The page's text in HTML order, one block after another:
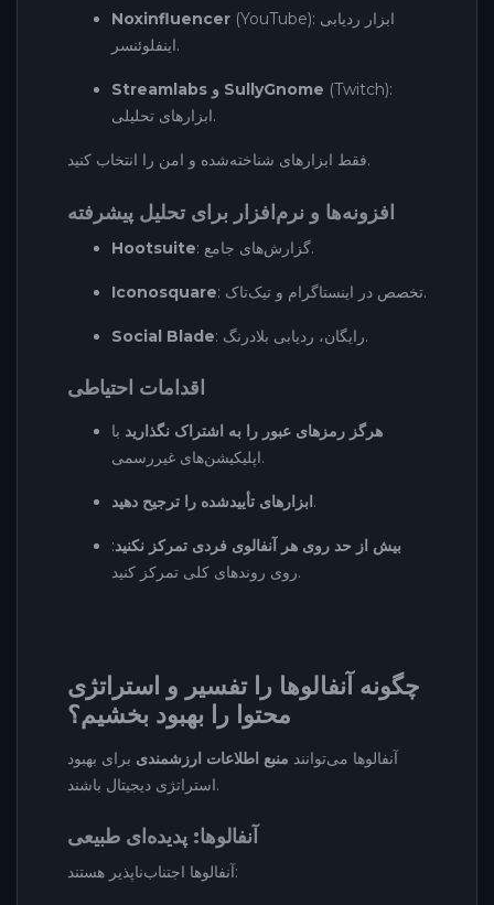
Noxinfluencer (YouTube): ابزار ردیابی
اینفلوئنسر.
Streamlabs و SullyGnome (Twitch):
ابزارهای تحلیلی.
فقط ابزارهای شناخته‌شده و امن را انتخاب کنید.
افزونه‌ها و نرم‌افزار برای تحلیل پیشرفته
Hootsuite : گزارش‌های جامع.
Iconosquare : تخصص در اینستاگرام و تیک‌تاک.
Social Blade : رایگان، ردیابی بلادرنگ.
اقدامات احتیاطی
هرگز رمزهای عبور را به اشتراک نگذارید با
اپلیکیشن‌های غیررسمی.
ابزارهای تأیید‌شده را ترجیح دهید.
بیش از حد روی هر آنفالوی فردی تمرکز نکنید:
روی روندهای کلی تمرکز کنید.
چگونه آنفالوها را تفسیر و استراتژی
محتوا را بهبود بخشیم؟
آنفالوها می‌توانند منبع اطلاعات ارزشمندی برای بهبود
استراتژی دیجیتال باشند.
آنفالوها: پدیده‌ای طبیعی
آنفالوها اجتناب‌ناپذیر هستند: